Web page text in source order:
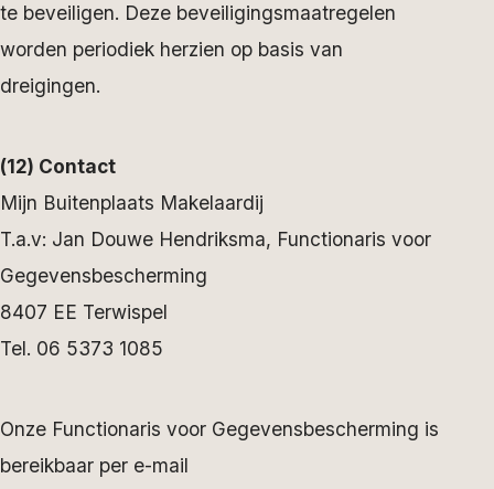
te beveiligen. Deze beveiligingsmaatregelen
worden periodiek herzien op basis van
dreigingen.
(12) Contact
Mijn Buitenplaats Makelaardij
T.a.v: Jan Douwe Hendriksma, Functionaris voor
Gegevensbescherming
8407 EE Terwispel
Tel. 06 5373 1085
Onze Functionaris voor Gegevensbescherming is
bereikbaar per e-mail